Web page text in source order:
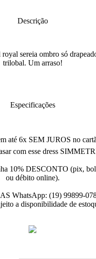
Descrição
sereia ombro só
trilobal. Um arraso!
Especificações
6x SEM JUROS no
com esse dress
10% DESCONTO (pix,
ou débito online).
WhatsApp: (19) 99899-
a disponibilidade de